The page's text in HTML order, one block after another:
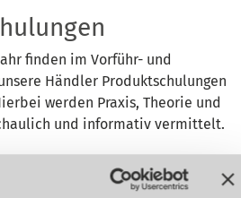
finden im Vorführ- und
Händler Produktschulungen
werden Praxis, Theorie und
und informativ vermittelt.